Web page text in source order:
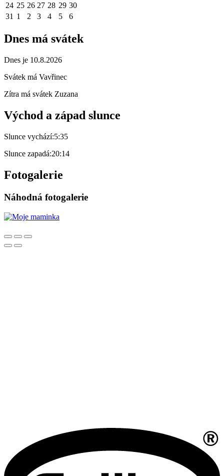
24 25 26 27 28 29 30
31 1 2 3 4 5 6
Dnes má svátek
Dnes je 10.8.2026
Svátek má Vavřinec
Zítra má svátek Zuzana
Východ a západ slunce
Slunce vychází:5:35
Slunce zapadá:20:14
Fotogalerie
Náhodná fotogalerie